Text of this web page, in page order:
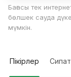
Бағасы тек
бөлшек сауда
мүмкін.
Пікірлер